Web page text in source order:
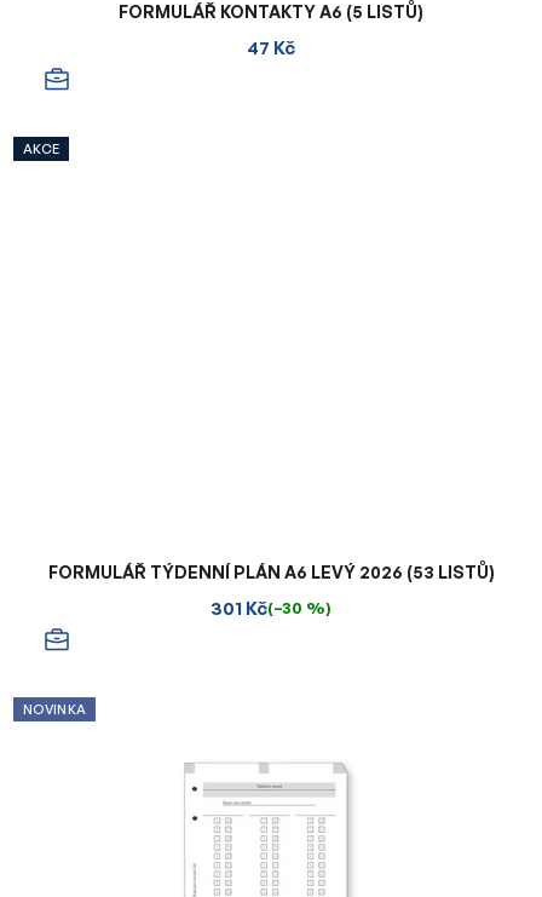
FORMULÁŘ KONTAKTY A6 (5 LISTŮ)
47 Kč
AKCE
FORMULÁŘ TÝDENNÍ PLÁN A6 LEVÝ 2026 (53 LISTŮ)
301 Kč(–30 %)
NOVINKA